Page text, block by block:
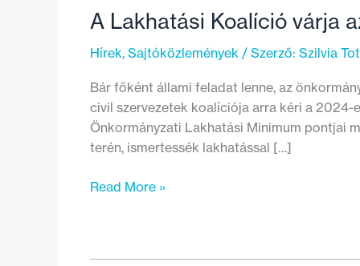
A Lakhatási Koalíció várja
Hírek, Sajtóközlemények / Szerző: Szilvia
Bár főként állami feladat lenne, az
civil szervezetek koalíciója arra kéri a
Önkormányzati Lakhatási Minimum pontjai
terén, ismertessék lakhatással […]
A
Read More »